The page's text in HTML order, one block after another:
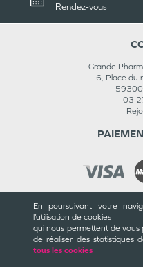
En poursuivant votre
l’utilisation de cookies
qui nous permettent de
de réaliser des statistiques
tous les cookies
Rendez-vous
Grande
6, Place du
59300
03